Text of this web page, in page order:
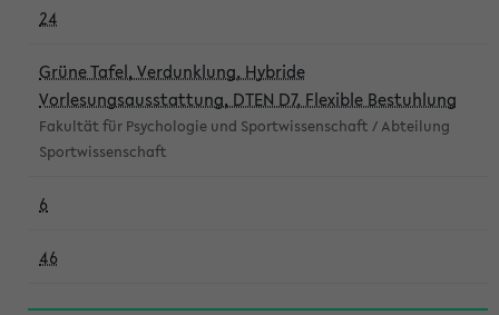
24
Grüne Tafel, Verdunklung, Hybride
Vorlesungsausstattung, DTEN D7, Flexible Bestuhlung
Fakultät für Psychologie und Sportwissenschaft / Abteilung
Sportwissenschaft
6
46